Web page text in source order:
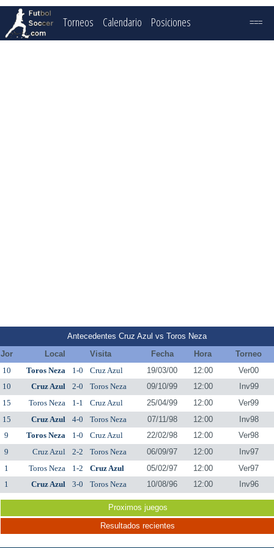
Torneos Calendario Posiciones ===
Antecedentes Cruz Azul vs Toros Neza
Jor
Local Visita Fecha Hora
Torneo
10
Toros Neza 1-0 Cruz Azul 19/03/00 12:00
Ver00
10
Cruz Azul 2-0 Toros Neza 09/10/99 12:00
Inv99
15
Toros Neza 1-1 Cruz Azul 25/04/99 12:00
Ver99
15
Cruz Azul 4-0 Toros Neza 07/11/98 12:00
Inv98
9
Toros Neza 1-0 Cruz Azul 22/02/98 12:00
Ver98
9
Cruz Azul 2-2 Toros Neza 06/09/97 12:00
Inv97
1
Toros Neza 1-2 Cruz Azul 05/02/97 12:00
Ver97
1
Cruz Azul 3-0 Toros Neza 10/08/96 12:00 Inv96
Proximos juegos
Resultados recientes